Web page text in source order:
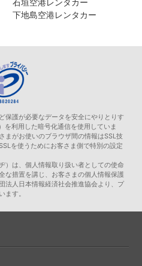
石垣空港レンタカー
下地島空港レンタカー
保護が必要なデータを安全にやりとりす
利用した暗号化通信を使用していま
まがお使いのブラウザ間の情報はSSL技
を使うためにお客さま側で特別の設定
）は、個人情報取り扱い者としての使命
な措置を講じ、お客さまの個人情報保護
法人日本情報経済社会推進協会より、プ
ます。